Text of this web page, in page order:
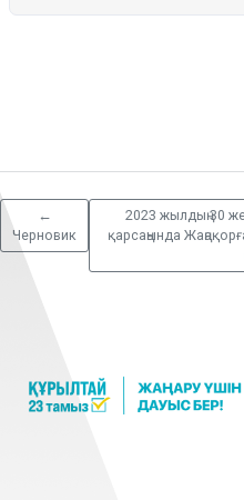
←
Черновик
2023 жылдың 30
қарсаңында